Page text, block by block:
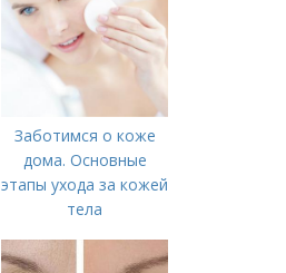
Заботимся о коже
дома. Основные
этапы ухода за кожей
тела